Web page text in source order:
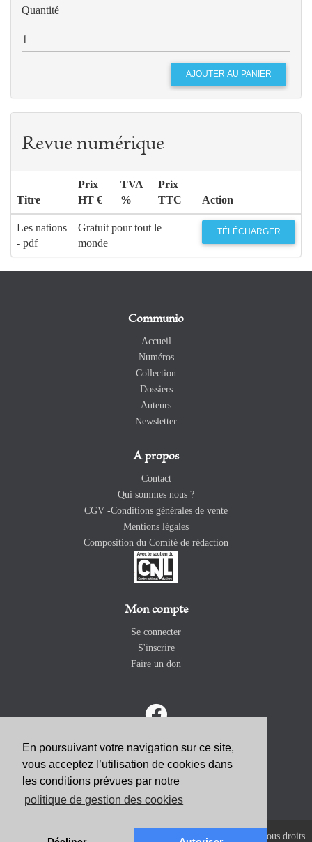
En poursuivant votre navigation sur ce site,
vous acceptez l’utilisation de cookies dans
les conditions prévues par notre
politique de gestion des cookies
Quantité
Revue numérique
Titre
Prix
HT €
TVA
%
Prix
TTC
Action
Les nations
- pdf
Gratuit pour tout le
monde
TÉLÉCHARGER
Communio
Accueil
Numéros
Collection
Dossiers
Auteurs
Newsletter
A propos
Contact
Qui sommes nous ?
CGV -Conditions générales de vente
Mentions légales
Composition du Comité de rédaction
Mon compte
Se connecter
S'inscrire
Faire un don
ABONNEZ-VOUS
Copyright 2026 Revue Catholique Internationale COMMUNIO. Tous droits